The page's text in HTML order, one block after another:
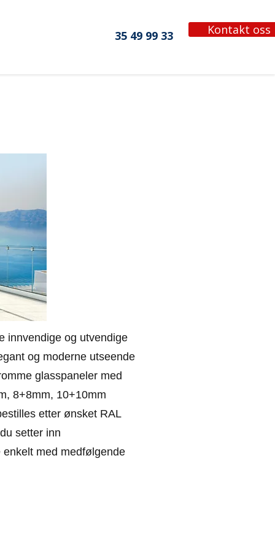
35 49 99 33 Kontakt oss
innvendige og utvendige
og moderne utseende
glasspaneler med
8+8mm, 10+10mm
etter ønsket RAL
setter inn
med medfølgende